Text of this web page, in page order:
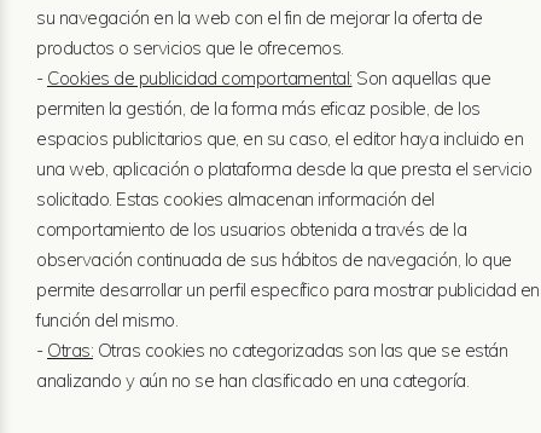
su navegación en la web con el fin de mejorar la oferta de
productos o servicios que le ofrecemos.
- Cookies de publicidad comportamental: Son aquellas que
permiten la gestión, de la forma más eficaz posible, de los
espacios publicitarios que, en su caso, el editor haya incluido en
una web, aplicación o plataforma desde la que presta el servicio
solicitado. Estas cookies almacenan información del
comportamiento de los usuarios obtenida a través de la
observación continuada de sus hábitos de navegación, lo que
permite desarrollar un perfil específico para mostrar publicidad en
función del mismo.
- Otras: Otras cookies no categorizadas son las que se están
analizando y aún no se han clasificado en una categoría.